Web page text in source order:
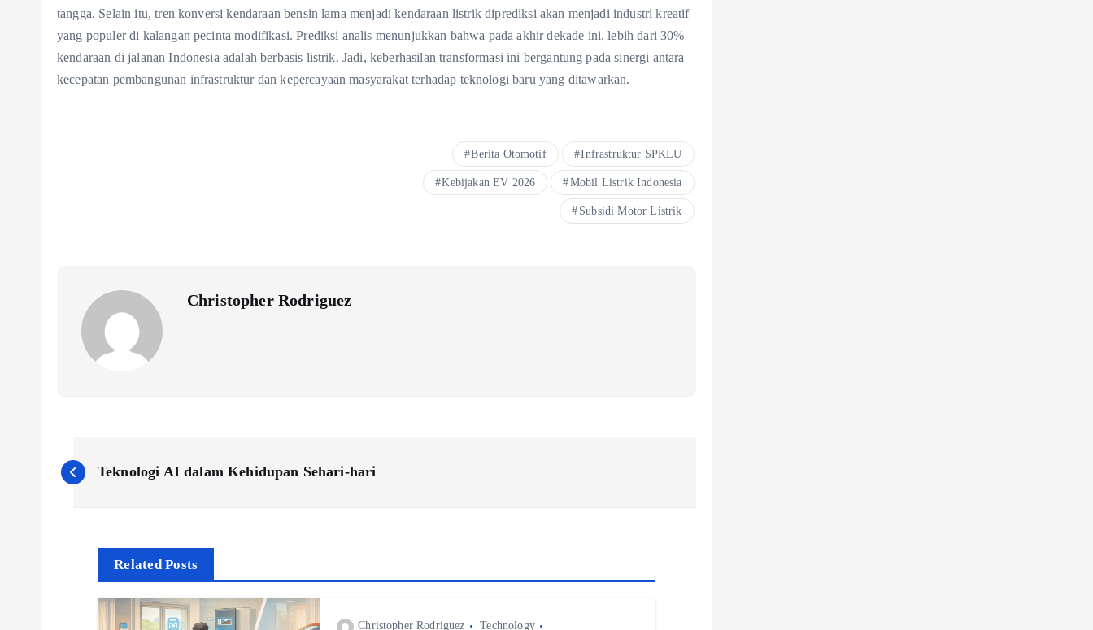
tangga. Selain itu, tren konversi kendaraan bensin lama menjadi kendaraan listrik diprediksi akan menjadi industri kreatif
yang populer di kalangan pecinta modifikasi. Prediksi analis menunjukkan bahwa pada akhir dekade ini, lebih dari 30%
kendaraan di jalanan Indonesia adalah berbasis listrik. Jadi, keberhasilan transformasi ini bergantung pada sinergi antara
kecepatan pembangunan infrastruktur dan kepercayaan masyarakat terhadap teknologi baru yang ditawarkan.
Berita Otomotif Infrastruktur SPKLU
Kebijakan EV 2026 Mobil Listrik Indonesia
Subsidi Motor Listrik
Christopher Rodriguez
P
Teknologi AI dalam Kehidupan Sehari-hari
Related Posts
Christopher Rodriguez Technology